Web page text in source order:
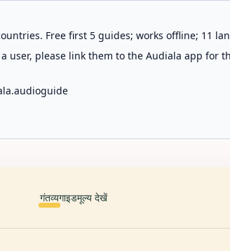
Free first 5 guides; works offline; 11
user, please link them to the Audiala app for
गंतव्यगाइडमूल्य देखें